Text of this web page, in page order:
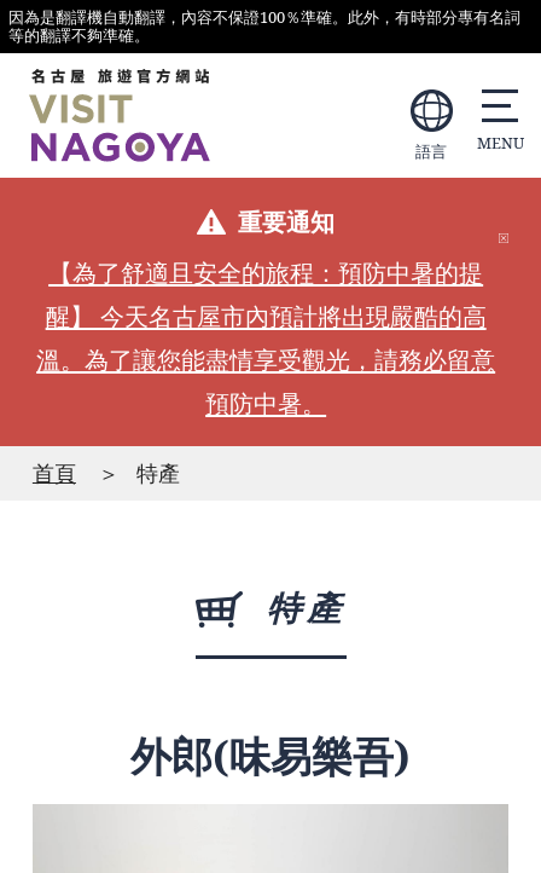
因為是翻譯機自動翻譯，內容不保證100％準確。此外，有時部分專有名詞
等的翻譯不夠準確。
語言
重要通知
【為了舒適且安全的旅程：預防中暑的提
醒】 今天名古屋市內預計將出現嚴酷的高
溫。為了讓您能盡情享受觀光，請務必留意
預防中暑。
首頁 特產
特產
外郎(味易樂吾)